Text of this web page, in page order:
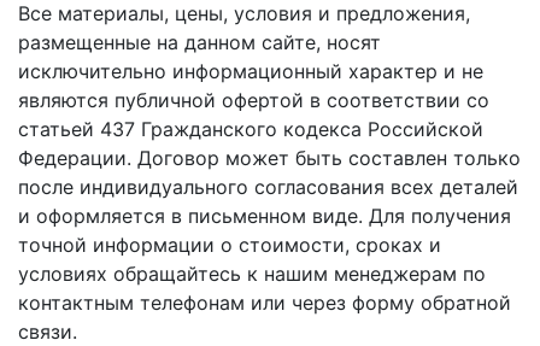
Все материалы, цены, условия и предложения,
размещенные на данном сайте, носят
исключительно информационный характер и не
являются публичной офертой в соответствии со
статьей 437 Гражданского кодекса Российской
Федерации. Договор может быть составлен только
после индивидуального согласования всех деталей
и оформляется в письменном виде. Для получения
точной информации о стоимости, сроках и
условиях обращайтесь к нашим менеджерам по
контактным телефонам или через форму обратной
связи.